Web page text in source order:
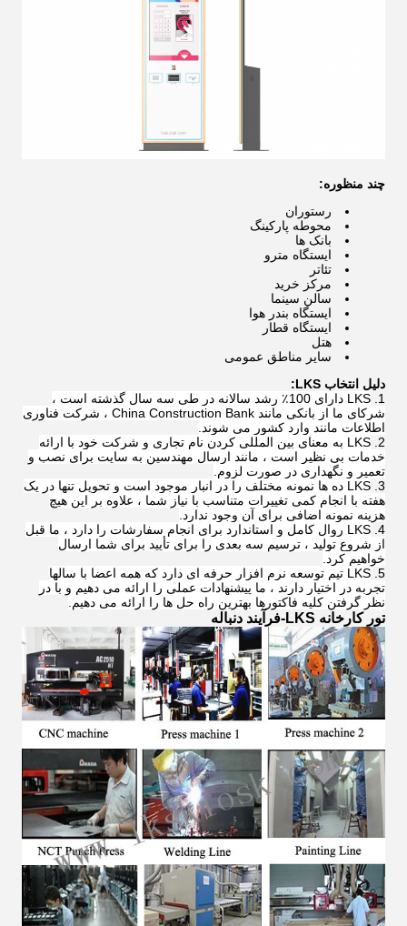
چند منظوره:
رستوران
محوطه پارکینگ
بانک ها
ایستگاه مترو
تئاتر
مرکز خرید
سالن سینما
ایستگاه بندر هوا
ایستگاه قطار
هتل
سایر مناطق عمومی
دلیل انتخاب LKS:
LKS دارای 100٪ رشد سالانه در طی سه سال گذشته است ،
شرکای ما از بانکی مانند China Construction Bank ، شرکت فناوری
اطلاعات مانند وارد کشور می شوند.
LKS به معنای بین المللی کردن نام تجاری و شرکت خود با ارائه
خدمات بی نظیر است ، مانند ارسال مهندسین به سایت برای نصب و
تعمیر و نگهداری در صورت لزوم.
LKS ده ها نمونه مختلف را در انبار موجود است و تحویل تنها در یک
هفته با انجام کمی تغییرات متناسب با نیاز شما ، علاوه بر این هیچ
هزینه نمونه اضافی برای آن وجود ندارد.
LKS روال کامل و استاندارد برای انجام سفارشات را دارد ، ما قبل
از شروع تولید ، ترسیم سه بعدی را برای تأیید برای شما ارسال
خواهیم کرد.
LKS تیم توسعه نرم افزار حرفه ای دارد که همه اعضا با سالها
تجربه در اختیار دارند ، ما پیشنهادات عملی را ارائه می دهیم و با در
نظر گرفتن کلیه فاکتورها بهترین راه حل ها را ارائه می دهیم.
تور کارخانه LKS-فرآیند دنباله